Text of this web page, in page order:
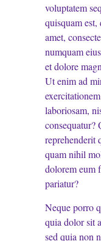
voluptatem
quisquam
amet,
numquam
et dolore
Ut enim ad
laboriosam,
consequatur?
reprehenderit
quam nihil
dolorem eum
pariatur?
Neque porro
quia dolor sit
sed quia non